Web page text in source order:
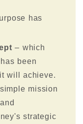
has
– which
been
will achieve.
mission
strategic